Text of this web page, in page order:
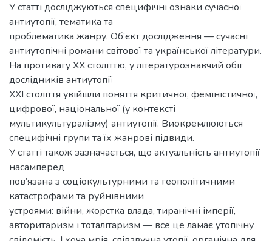
У статті досліджуються специфічні ознаки сучасної
антиутопії, тематика та
проблематика жанру. Об’єкт дослідження — сучасні
антиутопічні романи світової та української літератури.
На противагу ХХ століттю, у літературознавчий обіг
дослідників антиутопії
XXI століття увійшли поняття критичної, феміністичної,
цифрової, національної (у контексті
мультикультуралізму) антиутопії. Виокремлюються
специфічні групи та їх жанрові підвиди.
У статті також зазначається, що актуальність антиутопії
насамперед
пов’язана з соціокультурними та геополітичними
катастрофами та руйнівними
устроями: війни, жорстка влада, тиранічні імперії,
авторитаризм і тоталітаризм — все це ламає утопічну